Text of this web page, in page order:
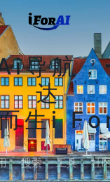
导航，
达
生i
搜索 工具 社